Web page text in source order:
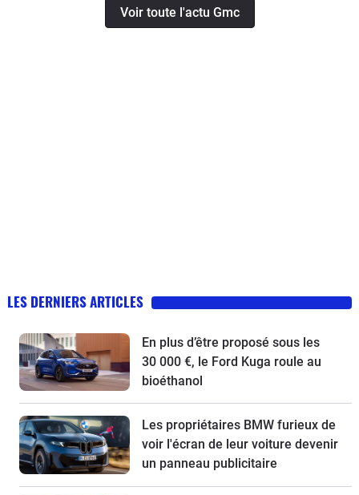
Voir toute l'actu Gmc
LES DERNIERS ARTICLES
En plus d’être proposé sous les
30 000 €, le Ford Kuga roule au
bioéthanol
Les propriétaires BMW furieux de
voir l'écran de leur voiture devenir
un panneau publicitaire